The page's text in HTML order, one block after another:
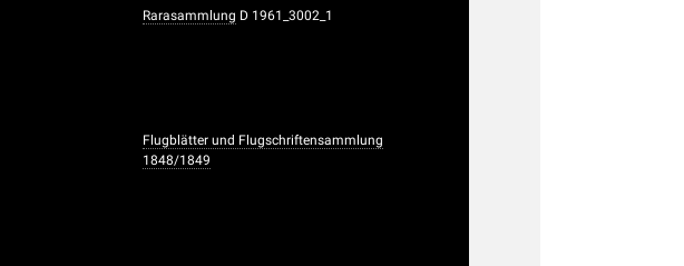
Rarasammlung D 1961_3002_1
Flugblätter und Flugschriftensammlung
1848/1849